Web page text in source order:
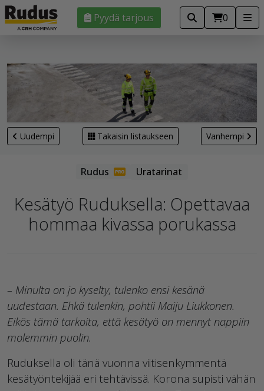
Pyydä tarjous 0
Uudempi Takaisin listaukseen Vanhempi
Uratarinat
Kesätyö Ruduksella: Opettavaa
hommaa kivassa porukassa
– Minulta on jo kyselty, tulenko ensi kesänä
uudestaan. Ehkä tulenkin, pohtii Maiju Liukkonen.
Eikös tämä tarkoita, että kesätyö on mennyt nappiin
molemmin puolin.
Ruduksella oli tänä vuonna viitisenkymmentä
kesätyöntekijää eri tehtävissä. Korona supisti vähän